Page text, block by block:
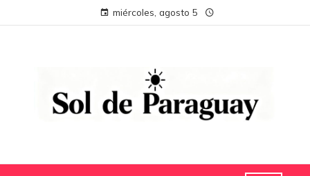
miércoles, agosto 5